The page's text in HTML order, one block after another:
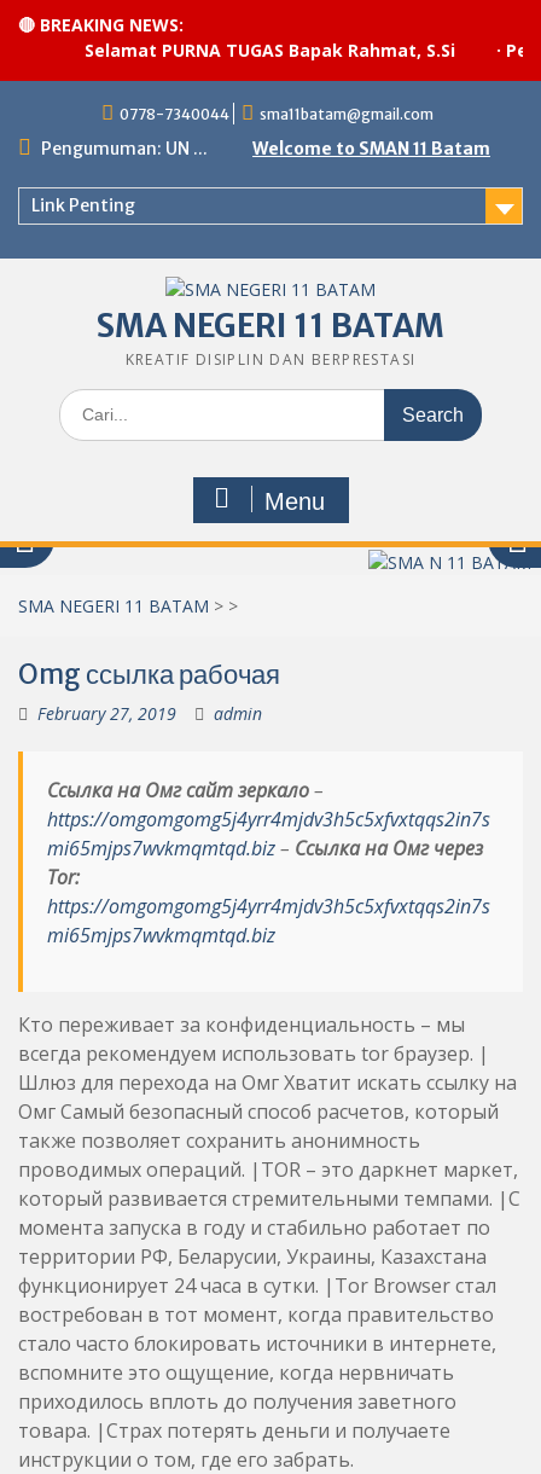
🔴 BREAKING NEWS:
Selamat PURNA TUGAS Bapak Rahmat, S.Si
content
0778-7340044 sma11batam@gmail.com
Pengumuman: UN ... Welcome to SMAN 11 Batam
Link Penting
SMA NEGERI 11 BATAM
KREATIF DISIPLIN DAN BERPRESTASI
Search
for:
Menu
SMA NEGERI 11 BATAM > >
Omg ссылка рабочая
February 27, 2019 admin
Ссылка на Омг сайт зеркало–
https://omgomgomg5j4yrr4mjdv3h5c5xfvxtqqs2in7s
mi65mjps7wvkmqmtqd.biz– Ссылка на Омг через
Tor:
https://omgomgomg5j4yrr4mjdv3h5c5xfvxtqqs2in7s
mi65mjps7wvkmqmtqd.biz
Кто переживает за конфиденциальность – мы
всегда рекомендуем использовать tor браузер. |
Шлюз для перехода на Омг Хватит искать ссылку на
Омг Самый безопасный способ расчетов, который
также позволяет сохранить анонимность
проводимых операций. |TOR – это даркнет маркет,
который развивается стремительными темпами. |С
момента запуска в году и стабильно работает по
территории РФ, Беларусии, Украины, Казахстана
функционирует 24 часа в сутки. |Tor Browser стал
востребован в тот момент, когда правительство
стало часто блокировать источники в интернете,
вспомните это ощущение, когда нервничать
приходилось вплоть до получения заветного
товара. |Страх потерять деньги и получаете
инструкции о том, где его забрать.